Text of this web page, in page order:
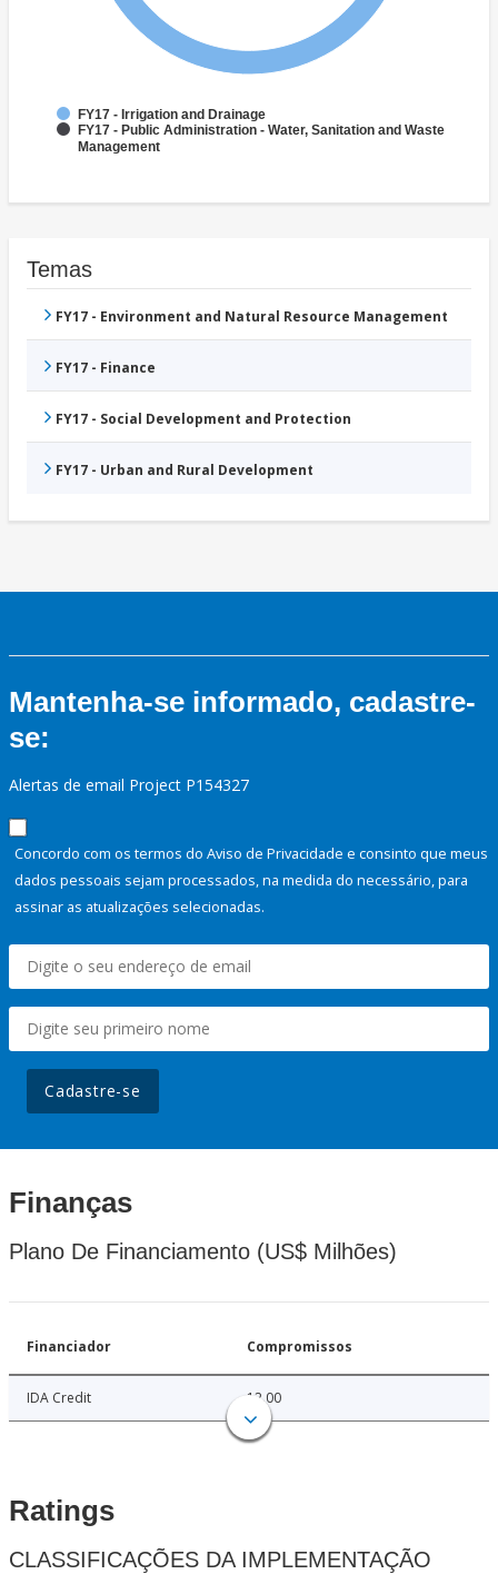
FY17 - Irrigation and Drainage
FY17 - Public Administration - Water, Sanitation and Waste
Management
Temas
FY17 - Environment and Natural Resource Management
FY17 - Finance
FY17 - Social Development and Protection
FY17 - Urban and Rural Development
Mantenha-se informado, cadastre-
se:
Alertas de email Project P154327
Concordo com os termos do Aviso de Privacidade e consinto que meus
dados pessoais sejam processados, na medida do necessário, para
assinar as atualizações selecionadas.
Cadastre-se
Finanças
Plano De Financiamento (US$ Milhões)
Financiador Compromissos
IDA Credit 12.00
Ratings
CLASSIFICAÇÕES DA IMPLEMENTAÇÃO